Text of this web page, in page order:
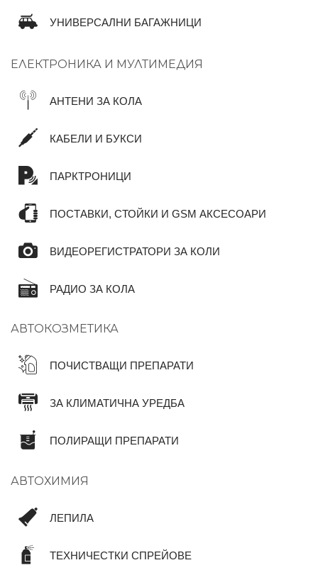
УНИВЕРСАЛНИ БАГАЖНИЦИ
ЕЛЕКТРОНИКА И МУЛТИМЕДИЯ
АНТЕНИ ЗА КОЛА
КАБЕЛИ И БУКСИ
ПАРКТРОНИЦИ
ПОСТАВКИ, СТОЙКИ И GSM АКСЕСОАРИ
ВИДЕОРЕГИСТРАТОРИ ЗА КОЛИ
РАДИО ЗА КОЛА
АВТОКОЗМЕТИКА
ПОЧИСТВАЩИ ПРЕПАРАТИ
ЗА КЛИМАТИЧНА УРЕДБА
ПОЛИРАЩИ ПРЕПАРАТИ
АВТОХИМИЯ
ЛЕПИЛА
ТЕХНИЧЕСТКИ СПРЕЙОВЕ